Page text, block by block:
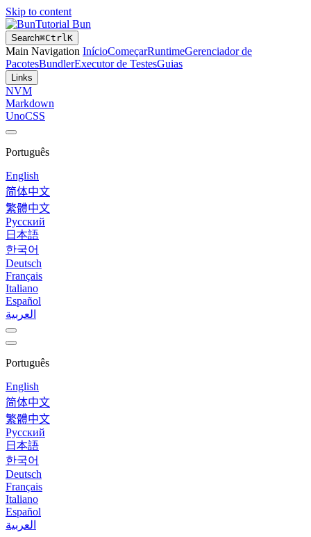
Skip to content
Tutorial Bun
Search⌘CtrlK
Main Navigation InícioComeçarRuntimeGerenciador de
PacotesBundlerExecutor de TestesGuias
Links
NVM
Markdown
UnoCSS
Português
English
简体中文
繁體中文
Русский
日本語
한국어
Deutsch
Français
Italiano
Español
العربية
Português
English
简体中文
繁體中文
Русский
日本語
한국어
Deutsch
Français
Italiano
Español
العربية